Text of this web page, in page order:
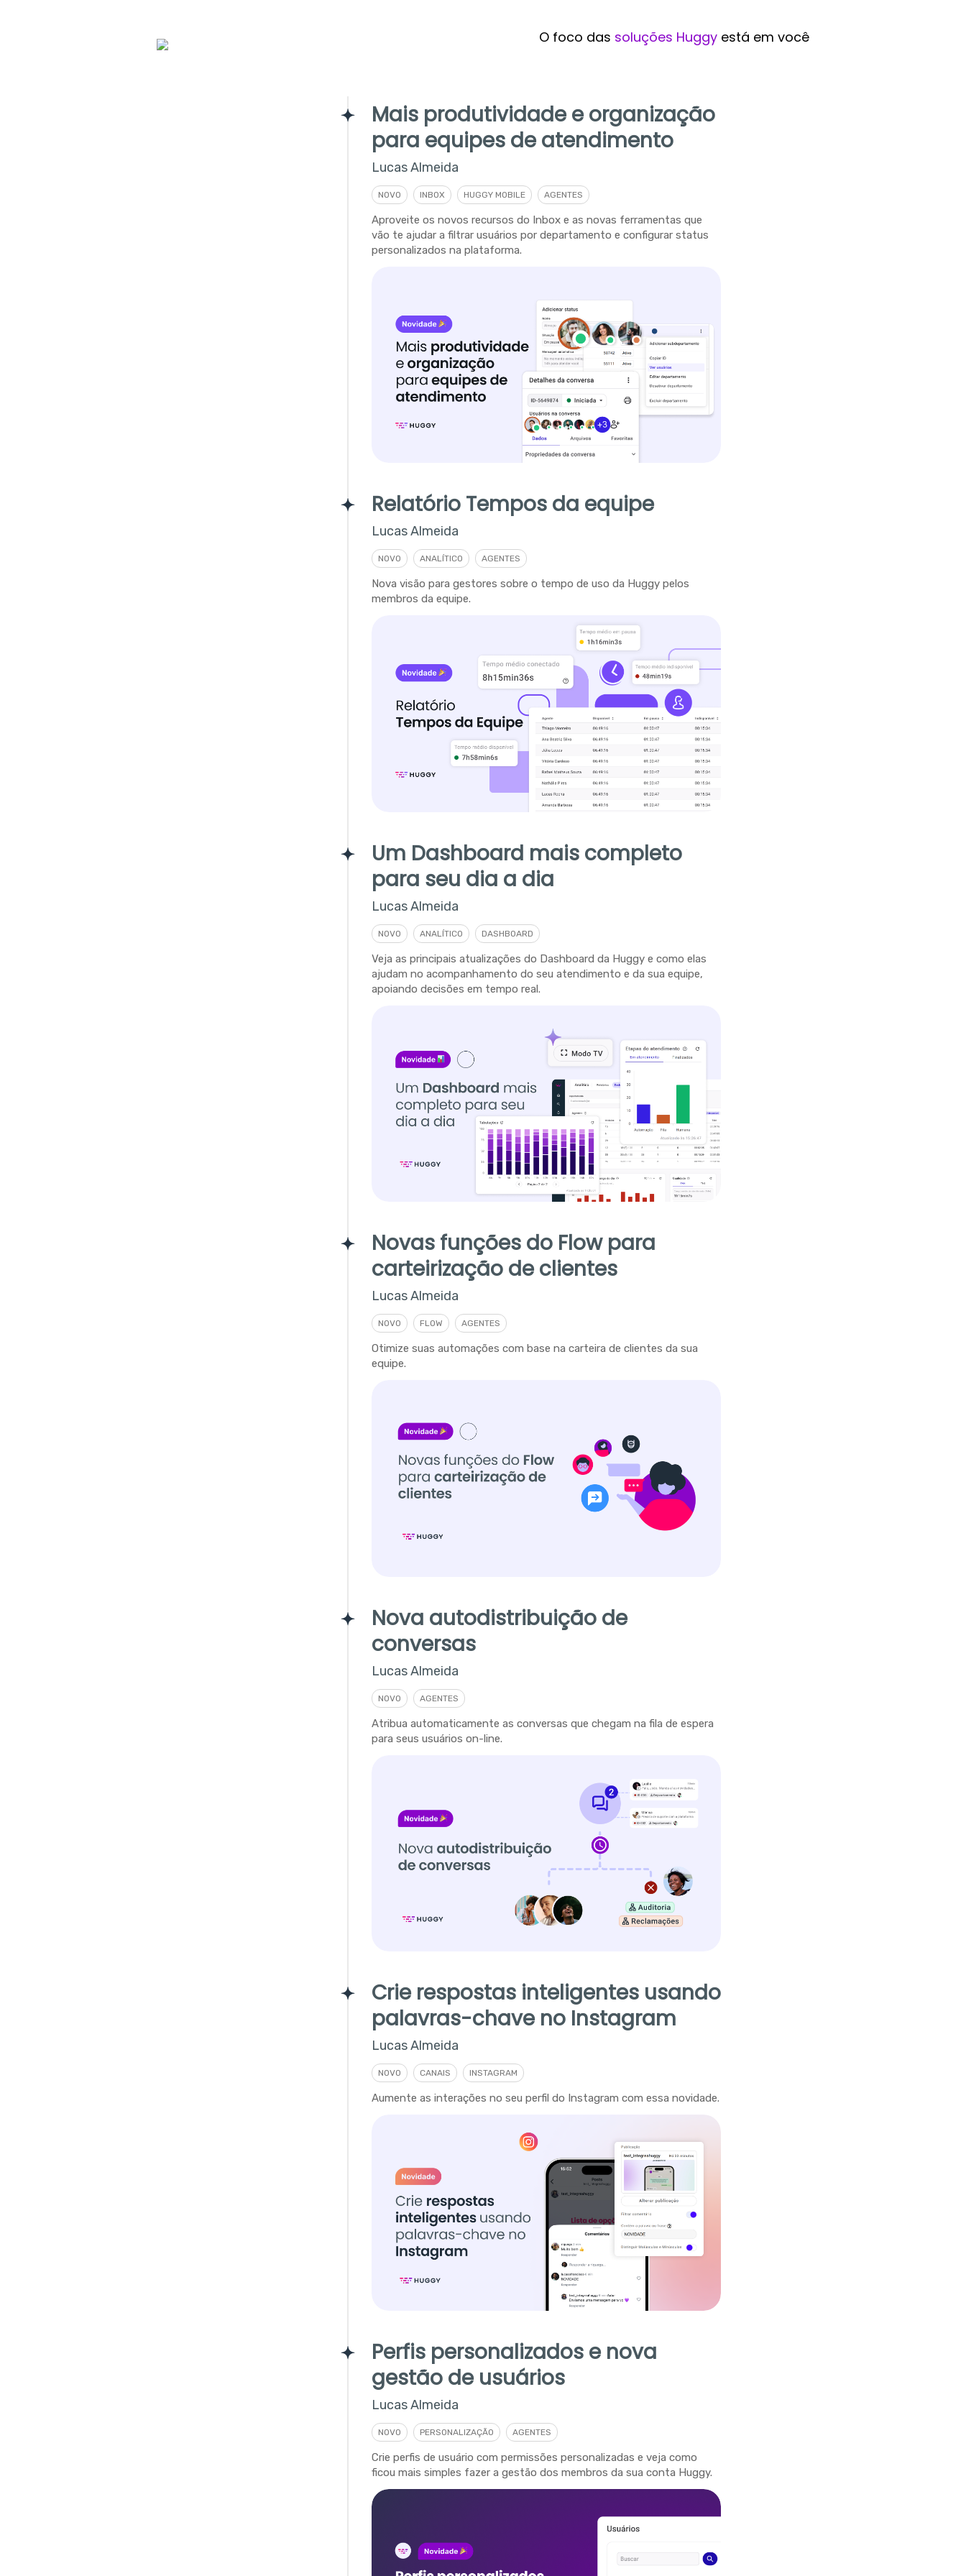
O foco das soluções Huggyestá em você
Mais produtividade e organização
para equipes de atendimento
Lucas Almeida
NOVO INBOX HUGGY MOBILE AGENTES
Aproveite os novos recursos do Inbox e as novas ferramentas que
vão te ajudar a filtrar usuários por departamento e configurar status
personalizados na plataforma.
Relatório Tempos da equipe
Lucas Almeida
NOVO ANALÍTICO AGENTES
Nova visão para gestores sobre o tempo de uso da Huggy pelos
membros da equipe.
Um Dashboard mais completo
para seu dia a dia
Lucas Almeida
NOVO ANALÍTICO DASHBOARD
Veja as principais atualizações do Dashboard da Huggy e como elas
ajudam no acompanhamento do seu atendimento e da sua equipe,
apoiando decisões em tempo real.
Novas funções do Flow para
carteirização de clientes
Lucas Almeida
NOVO FLOW AGENTES
Otimize suas automações com base na carteira de clientes da sua
equipe.
Nova autodistribuição de
conversas
Lucas Almeida
NOVO AGENTES
Atribua automaticamente as conversas que chegam na fila de espera
para seus usuários on-line.
Crie respostas inteligentes usando
palavras-chave no Instagram
Lucas Almeida
NOVO CANAIS INSTAGRAM
Aumente as interações no seu perfil do Instagram com essa novidade.
Perfis personalizados e nova
gestão de usuários
Lucas Almeida
NOVO PERSONALIZAÇÃO AGENTES
Crie perfis de usuário com permissões personalizadas e veja como
ficou mais simples fazer a gestão dos membros da sua conta Huggy.